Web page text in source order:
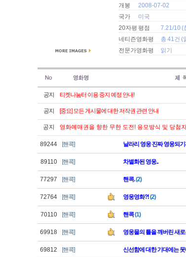
개봉
2008-07-02
국가
미국
20자평 평점
7.21/10 (
네티즌영화평
총 41건 (
전문가영화평
읽기
공지 티켓나눔터 이용 중지 예정 안내!
공지 [중요] 모든 게시물에 대한 저작권 관련 안내
공지 영화예매권을 향한 무한 도전! 응모방식 및 당첨
89244 [핸콕] 날라리 영웅 진짜 영웅되기
89110 [핸콕] 차별화된 영웅..
77297 [핸콕] 핸콕.(2)
72764 [핸콕] 영웅영화?!(2)
70110 [핸콕] 핸콕(1)
69918 [핸콕] 영웅물의 틀을 깨버린 새
69812 [핸콕] 신선함에 대한 기대에는